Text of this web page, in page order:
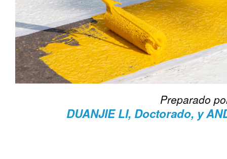
Preparado
DUANJIE LI, Doctorado, y